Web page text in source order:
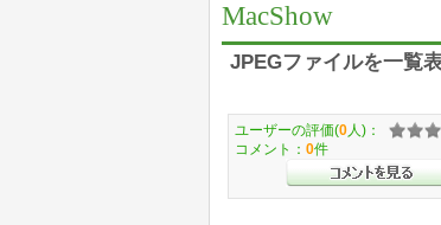
MacShow
JPEGファイルを一覧
ユーザーの評価(0 人)：
コメント： 0件